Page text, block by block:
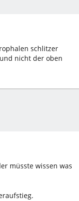
schlitzer
nicht der oben
müsste wissen was